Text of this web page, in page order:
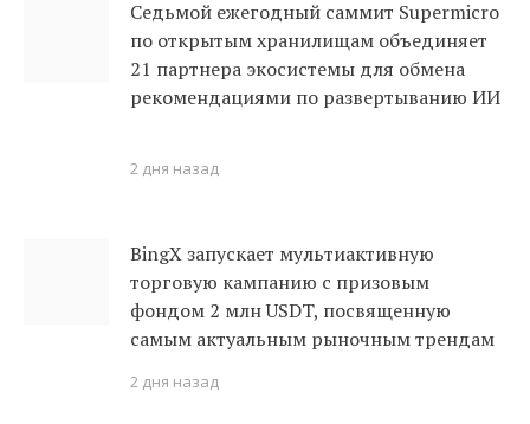
Седьмой ежегодный саммит Supermicro
по открытым хранилищам объединяет
21 партнера экосистемы для обмена
рекомендациями по развертыванию ИИ
2 дня назад
BingX запускает мультиактивную
торговую кампанию с призовым
фондом 2 млн USDT, посвященную
самым актуальным рыночным трендам
2 дня назад